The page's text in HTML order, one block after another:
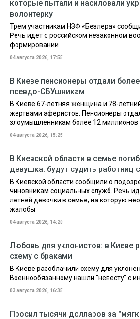
которые пытали и насиловали
волонтерку
Трем участникам НЗФ «Безлера»
Речь идет о российском незаконном
формировании
04 августа 2026, 17:55
В Киеве пенсионеры отдали
псевдо-СБУшникам
В Киеве 67-летняя женщина и 78-
жертвами аферистов. Пенсионеры
злоумышленникам более 12 миллионов
04 августа 2026, 15:25
В Киевской области в семье
девушка: будут судить работниц
В Киевской области сообщили о
чиновникам социальных служб. Речь
летней девочки в семье, на которую
жалобы
04 августа 2026, 14:20
Любовь для уклонистов: в Киеве
схему с браками
В Киеве разоблачили схему для
Военнообязанному нашли "невесту" с
03 августа 2026, 16:35
Просил тысячи долларов за